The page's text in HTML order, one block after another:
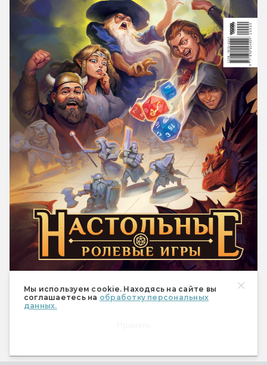
Мы используем cookie. Находясь на сайте вы
соглашаетесь на обработку персональных
данных.
Купить